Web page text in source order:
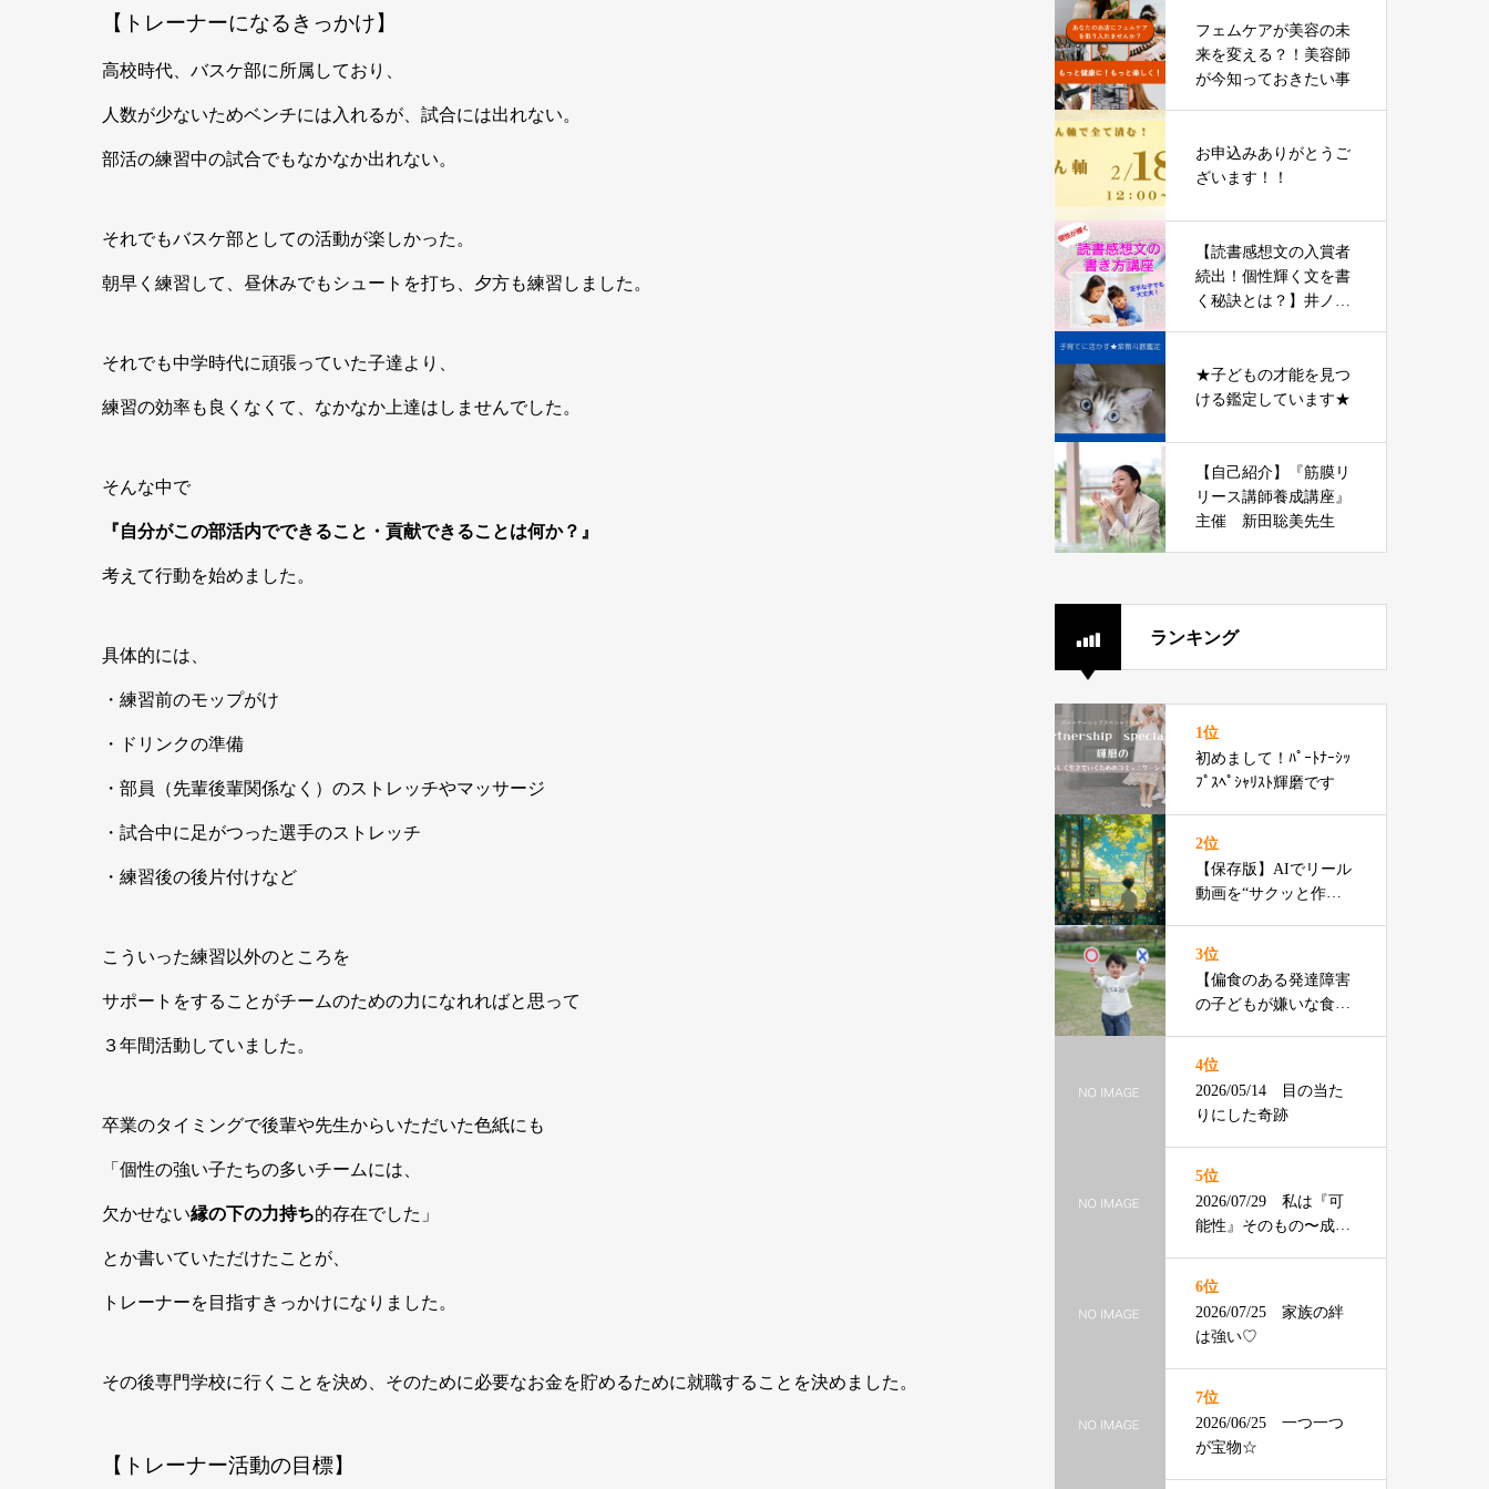
【トレーナーになるきっかけ】
高校時代、バスケ部に所属しており、
人数が少ないためベンチには入れるが、試合には出れない。
部活の練習中の試合でもなかなか出れない。
それでもバスケ部としての活動が楽しかった。
朝早く練習して、昼休みでもシュートを打ち、夕方も練習しました。
それでも中学時代に頑張っていた子達より、
練習の効率も良くなくて、なかなか上達はしませんでした。
そんな中で
『自分がこの部活内でできること・貢献できることは何か？』
考えて行動を始めました。
具体的には、
・練習前のモップがけ
・ドリンクの準備
・部員（先輩後輩関係なく）のストレッチやマッサージ
・試合中に足がつった選手のストレッチ
・練習後の後片付けなど
こういった練習以外のところを
サポートをすることがチームのための力になれればと思って
３年間活動していました。
卒業のタイミングで後輩や先生からいただいた色紙にも
「個性の強い子たちの多いチームには、
欠かせない縁の下の力持ち的存在でした」
とか書いていただけたことが、
トレーナーを目指すきっかけになりました。
その後専門学校に行くことを決め、そのために必要なお金を貯めるために就職することを決めました。
【トレーナー活動の目標】
フェムケアが美容の未
来を変える？！美容師
が今知っておきたい事
お申込みありがとうご
ざいます！！
【読書感想文の入賞者
続出！個性輝く文を書
く秘訣とは？】井ノ上
★子どもの才能を見つ
ける鑑定しています★
【自己紹介】『筋膜リ
リース講師養成講座』
主催 新田聡美先生
ランキング
1位
初めまして！ﾊﾟｰﾄﾅｰｼｯ
ﾌﾟｽﾍﾟｼｬﾘｽﾄ輝磨です
2位
【保存版】AIでリール
動画を“サクッと作る”3
3位
【偏食のある発達障害
の子どもが嫌いな食べ
4位
2026/05/14 目の当た
りにした奇跡
5位
2026/07/29 私は『可
能性』そのもの〜成年
6位
2026/07/25 家族の絆
は強い♡
7位
2026/06/25 一つ一つ
が宝物☆